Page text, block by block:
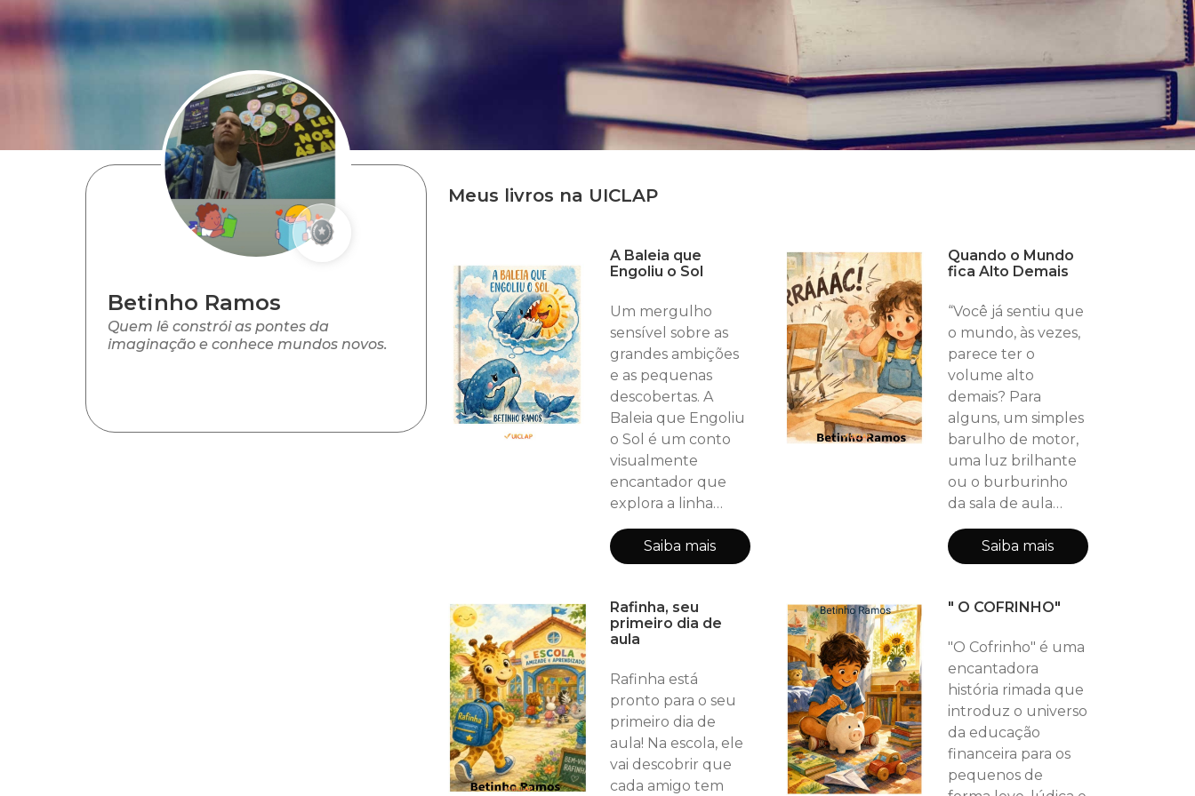
Betinho Ramos
Quem lê constrói as pontes da
imaginação e conhece mundos novos.
Meus livros na UICLAP
A Baleia que
Engoliu o Sol
Um mergulho
sensível sobre as
grandes ambições
e as pequenas
descobertas. A
Baleia que Engoliu
o Sol é um conto
visualmente
encantador que
explora a linha
entre a
determinação e a
imprudência.
jornada de uma
baleia que aprende
no universo
brilham mais forte
quando
compartilhadas
com todos.
Saiba mais
Quando o Mundo
fica Alto Demais
“Você já sentiu que
o mundo, às vezes,
parece ter o
volume alto
demais? Para
alguns, um simples
barulho de motor,
uma luz brilhante
ou o burburinho
da sala de aula
podem parecer
uma grande
tempestade. Nesta
necessária, Betinho
a mergulhar no
universo de quem
sente tudo com
uma intensidade
única. Uma jornada
sobre acolhimento,
respeito e a
Saiba mais
Rafinha, seu
primeiro dia de
aula
Rafinha está
pronto para o seu
primeiro dia de
aula! Na escola, ele
vai descobrir que
cada amigo tem
" O COFRINHO"
"O Cofrinho" é uma
encantadora
história rimada que
introduz o universo
da educação
financeira para os
pequenos de